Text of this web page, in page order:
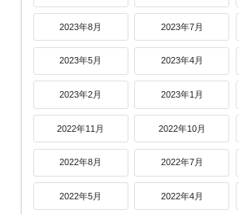
2023年8月 2023年7月
2023年5月 2023年4月
2023年2月 2023年1月
2022年11月 2022年10月
2022年8月 2022年7月
2022年5月 2022年4月